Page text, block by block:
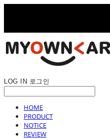
LOG IN 로그인
HOME
PRODUCT
NOTICE
REVIEW